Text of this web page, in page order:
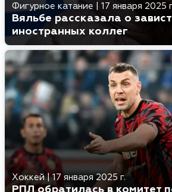
Фигурное катание 17 января 2025
Вяльбе рассказала о
иностранных коллег
Хоккей|17 января 2025 г.